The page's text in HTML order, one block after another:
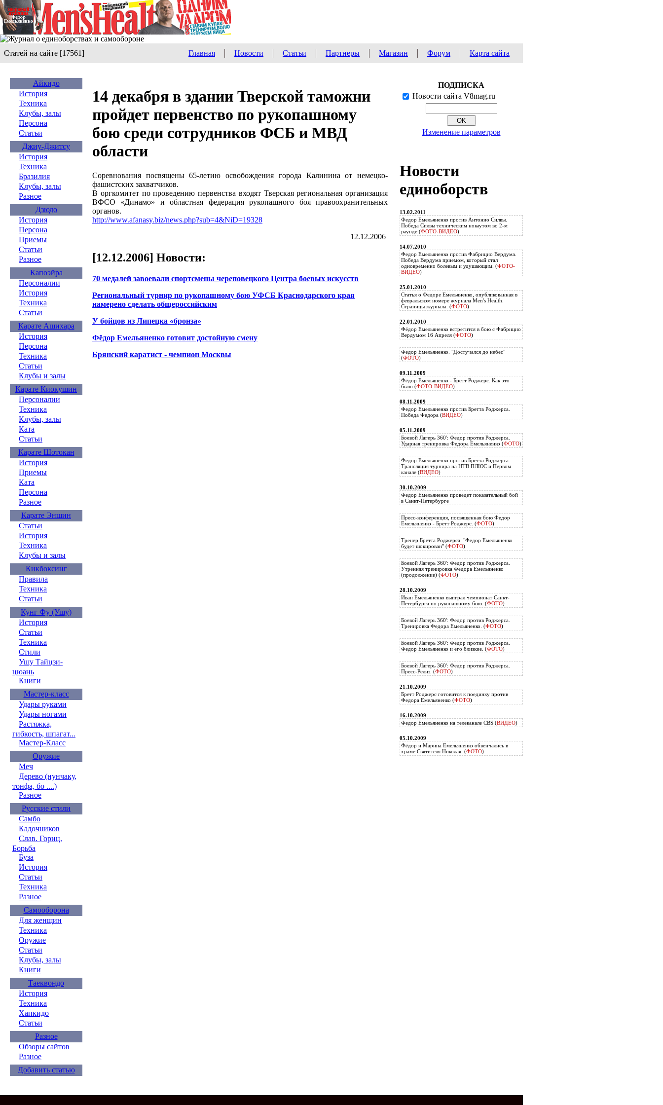
Статей на сайте [17561] Главная Новости Статьи Партнеры Магазин Форум Карта сайта
Айкидо
История
Техника
Клубы, залы
Персона
Статьи
Джиу-Джитсу
История
Техника
Бразилия
Клубы, залы
Разное
Дзюдо
История
Персона
Приемы
Статьи
Разное
Капоэйра
Персоналии
История
Техника
Статьи
Карате Ашихара
История
Персона
Техника
Статьи
Клубы и залы
Карате Киокушин
Персоналии
Техника
Клубы, залы
Ката
Статьи
Карате Шотокан
История
Приемы
Ката
Персона
Разное
Карате Эншин
Статьи
История
Техника
Клубы и залы
Кикбоксинг
Правила
Техника
Статьи
Кунг Фу (Ушу)
История
Статьи
Техника
Стили
Ушу Тайцзи-
цюань
Книги
Мастер-класс
Удары руками
Удары ногами
Растяжка,
гибкость, шпагат...
Мастер-Класс
Оружие
Меч
Дерево (нунчаку,
тонфа, бо ....)
Разное
Русские стили
Самбо
Кадочников
Слав. Гориц.
Борьба
Буза
История
Статьи
Техника
Разное
Самооборона
Для женщин
Техника
Оружие
Статьи
Клубы, залы
Книги
Таеквондо
История
Техника
Хапкидо
Статьи
Разное
Обзоры сайтов
Разное
Добавить статью
14 декабря в здании Тверской таможни
пройдет первенство по рукопашному
бою среди сотрудников ФСБ и МВД
области
Соревнования посвящены 65-летию освобождения города Калинина от немецко-
фашистских захватчиков.
В оргкомитет по проведению первенства входят Тверская региональная организация
ВФСО «Динамо» и областная федерация рукопашного боя правоохранительных
органов.
http://www.afanasy.biz/news.php?sub=4&NiD=19328
12.12.2006
[12.12.2006] Новости:
70 медалей завоевали спортсмены череповецкого Центра боевых искусств
Региональный турнир по рукопашному бою УФСБ Краснодарского края
намерено сделать общероссийским
У бойцов из Липецка «бронза»
Фёдор Емельяненко готовит достойную смену
Брянский каратист - чемпион Москвы
ПОДПИСКА
Новости сайта V8mag.ru
Изменение параметров
Новости
единоборств
13.02.2011
Федор Емельяненко против Антонио Силвы.
Победа Силвы техническим нокаутом во 2-м
раунде (ФОТО-ВИДЕО)
14.07.2010
Федор Емельяненко против Фабрицио Вердума.
Победа Вердума приемом, который стал
одновременно болевым и удушающим. (ФОТО-
ВИДЕО)
25.01.2010
Статья о Федоре Емельяненко, опубликованная в
февральском номере журнала Men's Health.
Страницы журнала. (ФОТО)
22.01.2010
Фёдор Емельяненко встретится в бою с Фабрицио
Вердумом 16 Апреля (ФОТО)
Федор Емельяненко. "Достучался до небес"
(ФОТО)
09.11.2009
Фёдор Емельяненко - Бретт Роджерс. Как это
было (ФОТО-ВИДЕО)
08.11.2009
Федор Емельяненко против Бретта Роджерса.
Победа Федора (ВИДЕО)
05.11.2009
Боевой Лагерь 360': Федор против Роджерса.
Ударная тренировка Федора Емельяненко (ФОТО)
Федор Емельяненко против Бретта Роджерса.
Трансляция турнира на НТВ ПЛЮС и Первом
канале (ВИДЕО)
30.10.2009
Федор Емельяненко проведет показательный бой
в Санкт-Петербурге
Пресс-конференция, посвященная бою Федор
Емельяненко - Бретт Роджерс. (ФОТО)
Тренер Бретта Роджерса: "Федор Емельяненко
будет шокирован" (ФОТО)
Боевой Лагерь 360': Федор против Роджерса.
Утренняя тренировка Федора Емельяненко
(продолжение) (ФОТО)
28.10.2009
Иван Емельяненко выиграл чемпионат Санкт-
Петербурга по рукопашному бою. (ФОТО)
Боевой Лагерь 360': Федор против Роджерса.
Тренировка Федора Емельяненко. (ФОТО)
Боевой Лагерь 360': Федор против Роджерса.
Федор Емельяненко и его близкие. (ФОТО)
Боевой Лагерь 360': Федор против Роджерса.
Пресс-Релиз. (ФОТО)
21.10.2009
Бретт Роджерс готовится к поединку против
Федора Емельяненко (ФОТО)
16.10.2009
Федор Емельяненко на телеканале CBS (ВИДЕО)
05.10.2009
Фёдор и Марина Емельяненко обвенчались в
храме Святителя Николая. (ФОТО)